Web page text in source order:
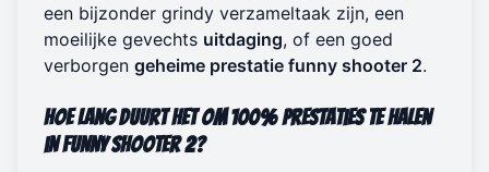
een bijzonder grindy verzameltaak zijn, een
moeilijke gevechts uitdaging, of een goed
verborgen geheime prestatie funny shooter 2.
Hoe lang duurt het om 100% prestaties te halen
in Funny Shooter 2?